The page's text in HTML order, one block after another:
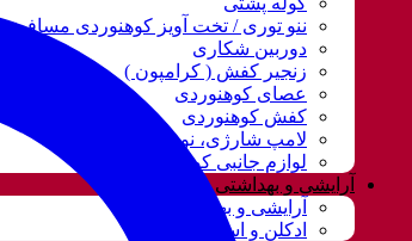
ننو توری / تخت آویز کوهنوردی مسافرتی
دوربین شکاری
زنجیر کفش ( کرامپون )
عصای کوهنوردی
کفش کوهنوردی
لامپ شارژی، نور و روشنایی
لوازم جانبی کوهنوردی
آرایشی و بهداشتی
آرایشی و بهداشتی
ادکلن و اسپری